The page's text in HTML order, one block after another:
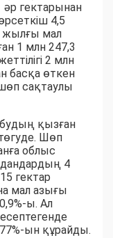
әр гектарынан
4,5
жылғы мал
1 млн 247,3
2 млн
басқа өткен
сақтаулы
қызған
Шөп
облыс
4
гектар
мал азығы
ы. Ал
77%-ын құрайды.